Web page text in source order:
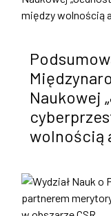
Naukowej
wolnością